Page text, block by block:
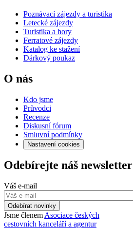
Poznávací zájezdy a turistika
Letecké zájezdy
Turistika a hory
Ferratové zájezdy
Katalog ke stažení
Dárkový poukaz
O nás
Kdo jsme
Průvodci
Recenze
Diskusní fórum
Smluvní podmínky
Nastavení cookies
Odebírejte náš newsletter
Váš e-mail
Odebírat novinky
Jsme členem Asociace českých
cestovních kanceláří a agentur